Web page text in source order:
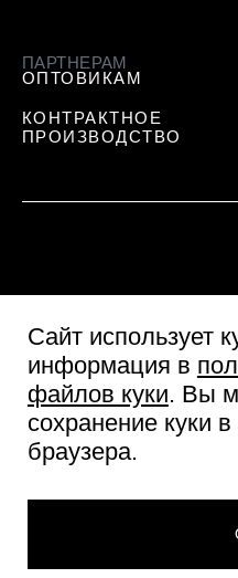
ПАРТНЕРАМ
ОПТОВИКАМ
КОНТРАКТНОЕ
ПРОИЗВОДСТВО
Политика
© Две
Сайт использует
информация в
файлов куки. Вы
сохранение куки
браузера.